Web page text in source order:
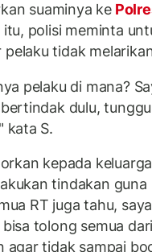
suaminya ke
polisi meminta
tidak
pelaku di mana?
dulu,
kata S.
kepada
tindakan guna
RT juga tahu,
tolong semua
agar tidak sampai